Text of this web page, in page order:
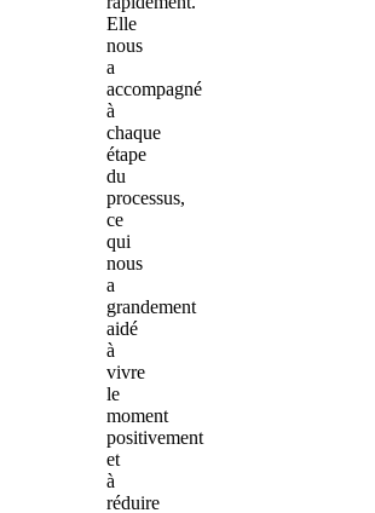
Elle
nous
a
accompagné
à
chaque
étape
du
processus,
ce
qui
nous
a
grandement
aidé
à
vivre
le
moment
positivement
et
à
réduire